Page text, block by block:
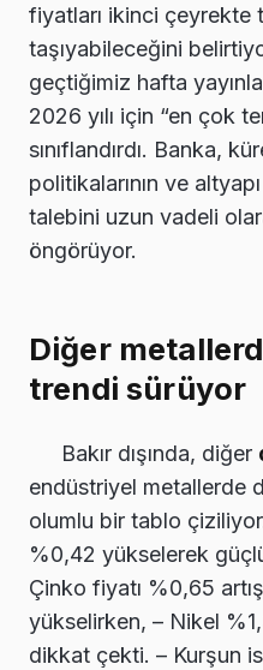
fiyatları ikinci çeyrekte
taşıyabileceğini
geçtiğimiz hafta
2026 yılı için “en çok
sınıflandırdı. Banka,
politikalarının ve altyapı
talebini uzun vadeli
öngörüyor.
Diğer
trendi sürüyor
Bakır dışında, diğer
endüstriyel metallerde
olumlu bir tablo
%0,42 yükselerek
Çinko fiyatı %0,65
yükselirken, – Nikel
dikkat çekti. – Kurşun